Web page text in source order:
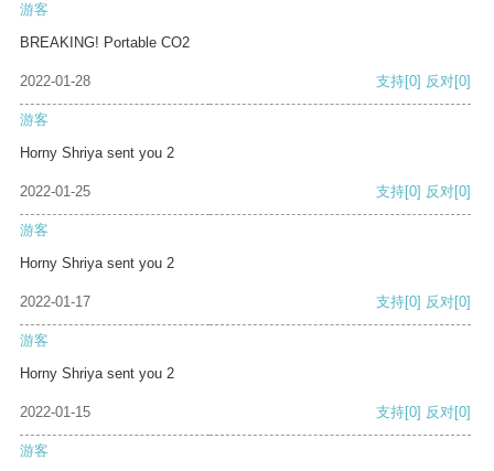
游客
BREAKING! Portable CO2
2022-01-28 支持[0] 反对[0]
游客
Horny Shriya sent you 2
2022-01-25 支持[0] 反对[0]
游客
Horny Shriya sent you 2
2022-01-17 支持[0] 反对[0]
游客
Horny Shriya sent you 2
2022-01-15 支持[0] 反对[0]
游客